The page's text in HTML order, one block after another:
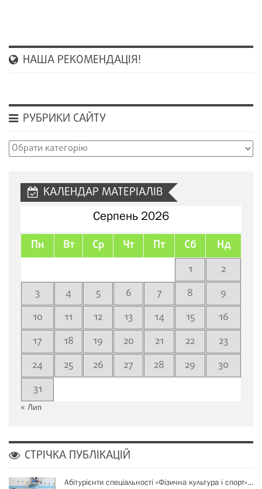
НАША РЕКОМЕНДАЦІЯ!
РУБРИКИ САЙТУ
Рубрики
КАЛЕНДАР МАТЕРІАЛІВ
Серпень 2026
Пн Вт Ср Чт Пт Сб Нд
1
2
3
4 5 6 7 8
9
10
11 12 13 14 15
16
17
18 19 20 21 22
23
24
25 26 27 28 29
30
31
« Лип
СТРІЧКА ПУБЛІКАЦІЙ
Абітурієнти спеціальності «Фізична культура і спорт»…